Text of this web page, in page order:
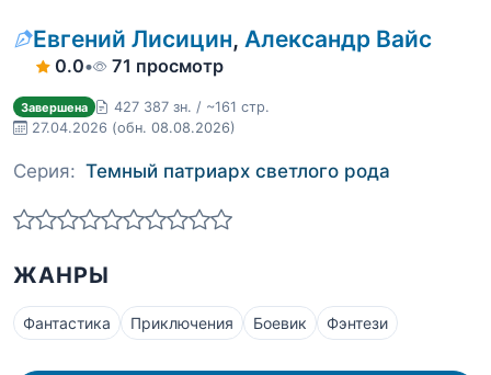
Евгений Лисицин, Александр Вайс
0.0• 71 просмотр
Завершена
427 387 зн. / ~161 стр.
27.04.2026 (обн. 08.08.2026)
Серия: Темный патриарх светлого рода
ЖАНРЫ
Фантастика Приключения Боевик Фэнтези